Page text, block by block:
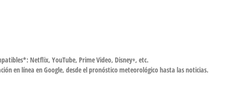
Netflix, YouTube, Prime Video, Disney+, etc.
en línea en Google, desde el pronóstico meteorológico hasta las noticias.